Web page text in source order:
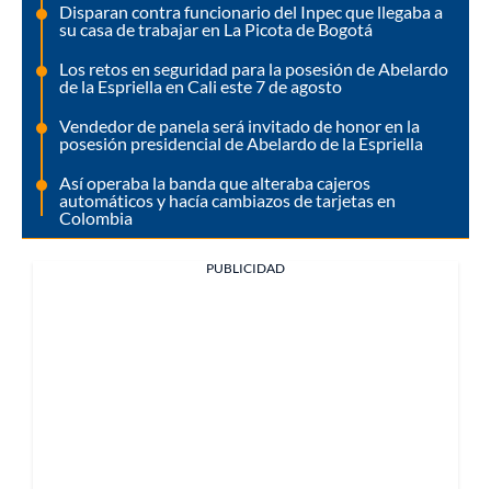
Disparan contra funcionario del Inpec que llegaba a
su casa de trabajar en La Picota de Bogotá
Los retos en seguridad para la posesión de Abelardo
de la Espriella en Cali este 7 de agosto
Vendedor de panela será invitado de honor en la
posesión presidencial de Abelardo de la Espriella
Así operaba la banda que alteraba cajeros
automáticos y hacía cambiazos de tarjetas en
Colombia
PUBLICIDAD